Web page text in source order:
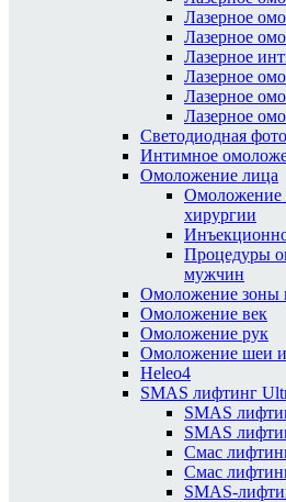
Лазерное
Лазерное
Лазерное
Лазерное
Лазерное
Лазерное
Светодиодная
Интимное
Омоложение лица
Омоложение
хирургии
Процедуры
мужчин
Омоложение зоны
Омоложение век
Омоложение рук
Омоложение шеи и
Heleo4
SMAS лифтинг
SMAS
SMAS
Смас
Смас
SMAS-